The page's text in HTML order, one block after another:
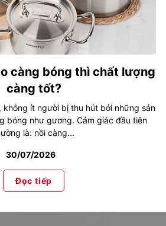
càng bóng thì chất lượng
càng tốt?
không ít người bị thu hút bởi những sản
bóng như gương. Cảm giác đầu tiên
là: nồi càng...
30/07/2026
Đọc tiếp